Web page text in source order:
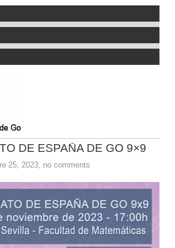
DE ESPAÑA DE GO 9×9
25, 2023, no comments